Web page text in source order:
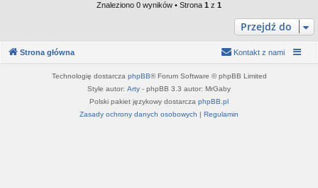
Znaleziono 0 wyników • Strona 1 z 1
Przejdź do
Strona główna Kontakt z nami
Technologię dostarcza phpBB® Forum Software © phpBB Limited
Style autor: Arty - phpBB 3.3 autor: MrGaby
Polski pakiet językowy dostarcza phpBB.pl
Zasady ochrony danych osobowych | Regulamin